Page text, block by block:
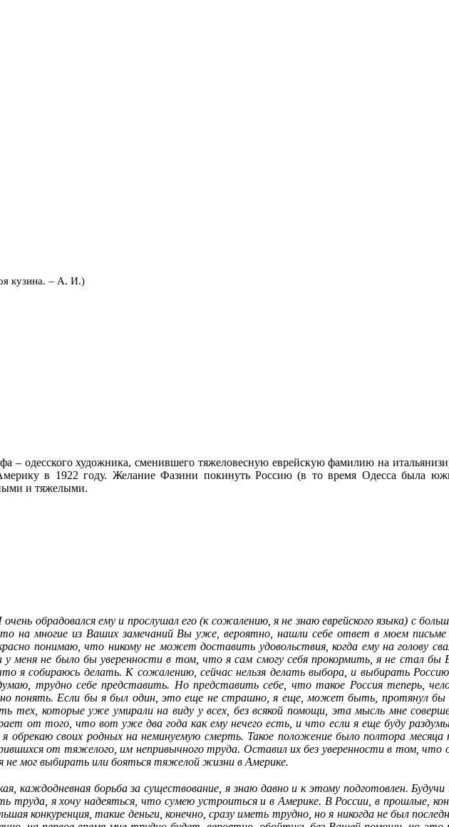
кузина. – А. И.)
– одесского художника, сменившего тяжеловесную еврейскую фамилию на
в 1922 году. Желание Фазини покинуть Россию (в то время Одесса была
и тяжелыми.
обрадовался ему и прослушал его (к сожалению, я не знаю еврейского языка) с
на многие из Ваших замечаний Вы уже, вероятно, нашли себе ответ в моем
понимаю, что никому не может доставить удовольствия, когда ему на голову
меня не было бы уверенности в том, что я сам смогу себя прокормить, я не стал бы
я собираюсь делать. К сожалению, сейчас нельзя делать выбора, и выбирать
трудно себе представить. Но представить себе, что такое Россия теперь,
понять. Если бы я был один, это еще не страшно, я еще, может быть, протянул бы
тех, которые уже умирали на виду у всех, без всякой помощи, эта мысль мне
от того, что вот уже два года как ему нечего есть, и что если я еще буду
своих родных на неминуемую смерть. Такое положение было полтора месяца
от тяжелого, им непривычного труда. Оставил их без уверенности в том,
мог выбирать или бояться тяжелой жизни в Америке.
борьба за существование, я знаю давно и к этому подготовлен. Будучи
я хочу надеяться, что сумею устроиться и в Америке. В России, в прошлые,
конкуренция, такие деньги, конечно, сразу иметь трудно, но я никогда не был